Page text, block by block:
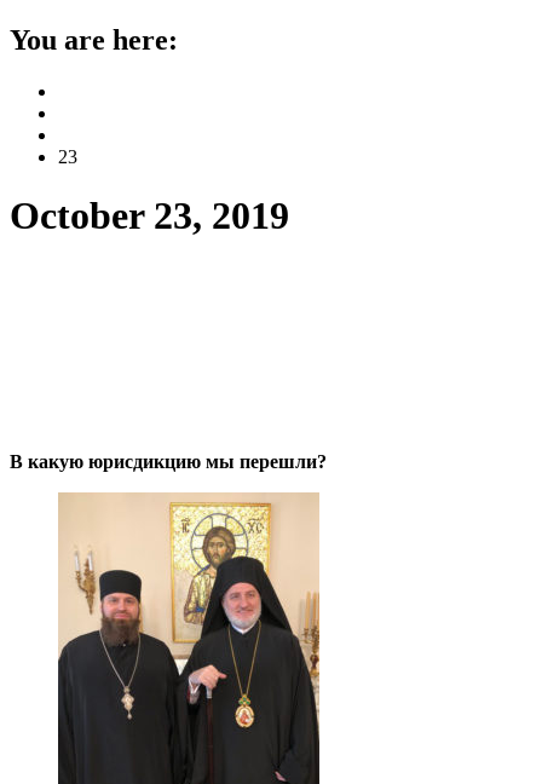
You are here:
23
October 23, 2019
В какую юрисдикцию мы перешли?